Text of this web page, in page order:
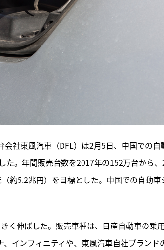
社東風汽車（DFL）は2月5日、中国での自
。年間販売台数を2017年の152万台から
約5.2兆円）を目標とした。中国での自動
く伸ばした。販売車種は、日産自動車の乗
インフィニティや、東風汽車自社ブランド